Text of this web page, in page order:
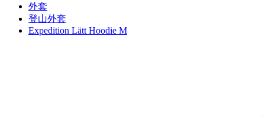
外套
登山外套
Expedition Lätt Hoodie M